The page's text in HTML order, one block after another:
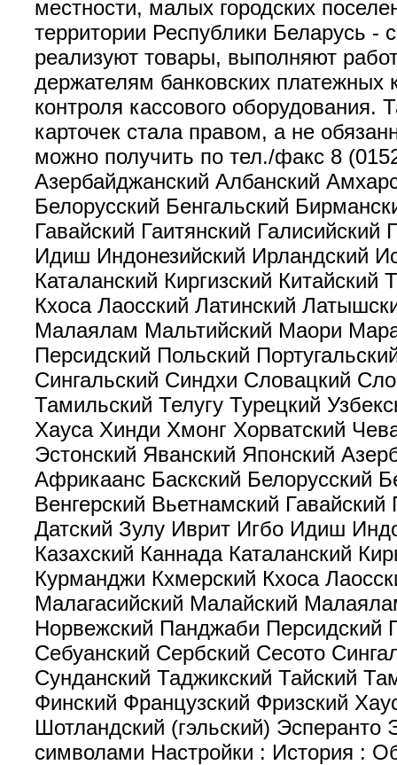
местности, малых городских
территории Республики Беларусь -
реализуют товары, выполняют
держателям банковских платежных
контроля кассового
карточек стала правом, а не
можно получить по тел./факс 8
Азербайджанский Албанский
Белорусский Бенгальский
Гавайский Гаитянский
Идиш Индонезийский Ирландский
Каталанский Киргизский
Кхоса Лаосский Латинский
Малаялам Мальтийский Маори
Персидский Польский
Сингальский Синдхи Словацкий
Тамильский Телугу Турецкий
Хауса Хинди Хмонг Хорватский
Эстонский Яванский Японский
Африкаанс Баскский Белорусский
Венгерский Вьетнамский Гавайский
Датский Зулу Иврит Игбо Идиш
Казахский Каннада Каталанский
Курманджи Кхмерский Кхоса
Малагасийский Малайский
Норвежский Панджаби Персидский
Себуанский Сербский Сесото
Сунданский Таджикский Тайский
Финский Французский Фризский
Шотландский (гэльский)
символами Настройки : История :